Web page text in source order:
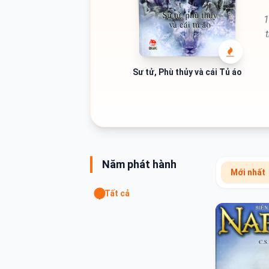
Sư tử, Phù thủy và cái Tủ áo
Năm phát hành
Tất cả
Mới nhất